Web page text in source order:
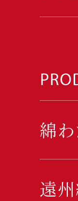
綿
遠